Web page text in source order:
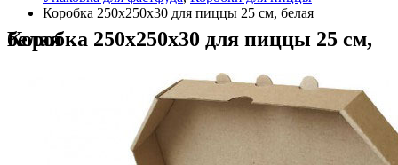
Коробка 250х250х30 для пиццы 25 см, белая
Коробка 250х250х30 для пиццы 25 см, белая